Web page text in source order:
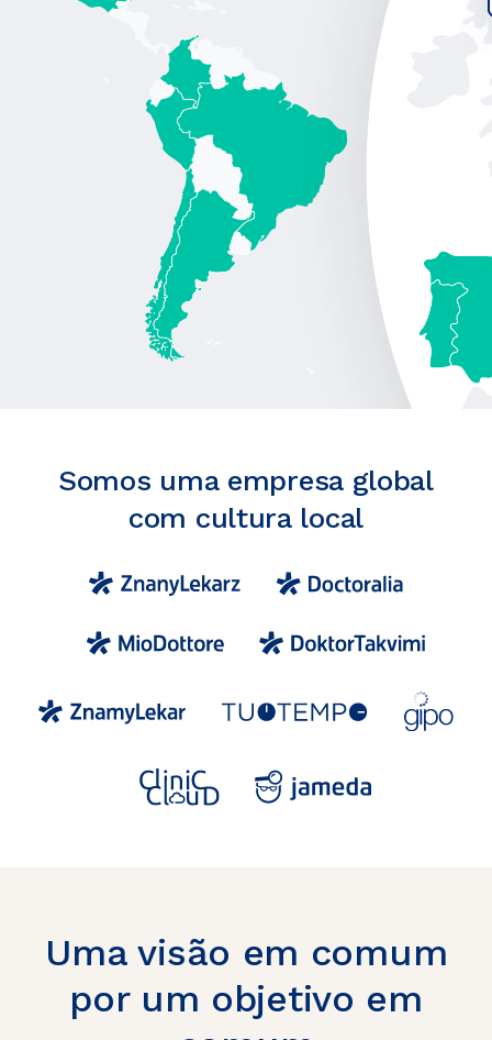
Somos uma empresa global
com cultura local
Uma visão em comum
por um objetivo em